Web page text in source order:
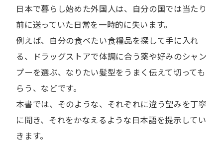
日本で暮らし始めた外国人は、自分の国では当たり
前に送っていた日常を一時的に失います。
例えば、自分の食べたい食糧品を探して手に入れ
る、ドラッグストアで体調に合う薬や好みのシャン
プーを選ぶ、なりたい髪型をうまく伝えて切っても
らう、などです。
本書では、そのような、それぞれに違う望みを丁寧
に聞き、それをかなえるような日本語を提示してい
きます。